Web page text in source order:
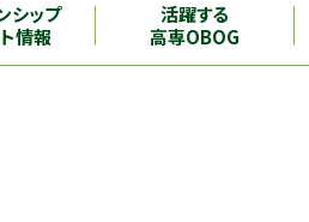
シップ
情報
活躍する
高専OBOG